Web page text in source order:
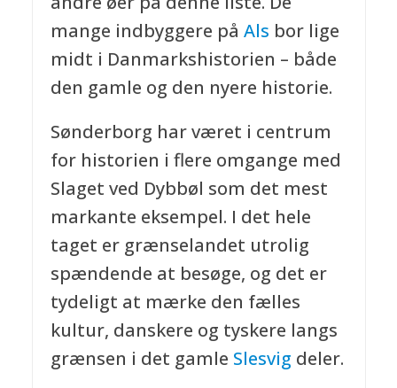
mange indbyggere på Als bor lige
midt i Danmarkshistorien – både
den gamle og den nyere historie.
Sønderborg har været i centrum
for historien i flere omgange med
Slaget ved Dybbøl som det mest
markante eksempel. I det hele
taget er grænselandet utrolig
spændende at besøge, og det er
tydeligt at mærke den fælles
kultur, danskere og tyskere langs
grænsen i det gamle Slesvig deler.